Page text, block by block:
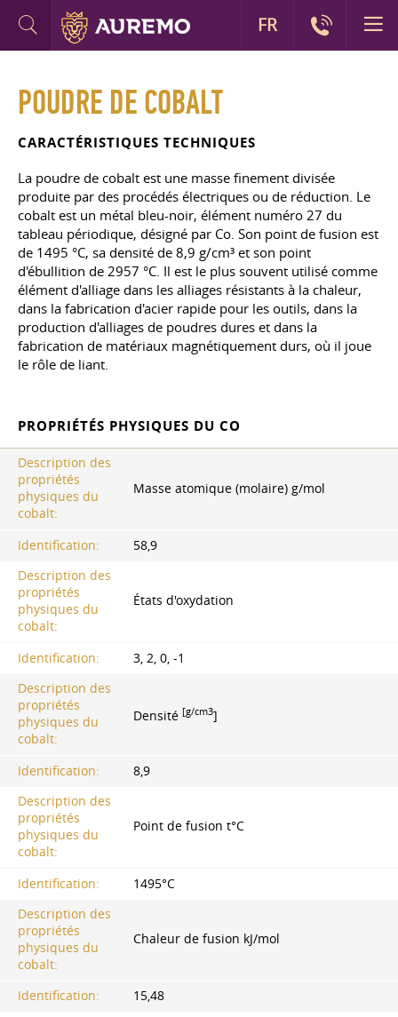
POUDRE DE COBALT
CARACTÉRISTIQUES TECHNIQUES
La poudre de cobalt est une masse finement divisée
produite par des procédés électriques ou de réduction. Le
cobalt est un métal bleu-noir, élément numéro 27 du
tableau périodique, désigné par Co. Son point de fusion est
de 1495 °C, sa densité de 8,9 g/cm³ et son point
d'ébullition de 2957 °C. Il est le plus souvent utilisé comme
élément d'alliage dans les alliages résistants à la chaleur,
dans la fabrication d'acier rapide pour les outils, dans la
production d'alliages de poudres dures et dans la
fabrication de matériaux magnétiquement durs, où il joue
le rôle de liant.
PROPRIÉTÉS PHYSIQUES DU CO
Description des
propriétés
physiques du
cobalt:
Masse atomique (molaire) g/mol
Identification:
58,9
Description des
propriétés
physiques du
cobalt:
États d'oxydation
Identification:
3, 2, 0, -1
Description des
propriétés
physiques du
cobalt:
Densité [g/cm3]
Identification:
8,9
Description des
propriétés
physiques du
cobalt:
Point de fusion t°C
Identification:
1495°С
Description des
propriétés
physiques du
cobalt:
Chaleur de fusion kJ/mol
Identification:
15,48
FR